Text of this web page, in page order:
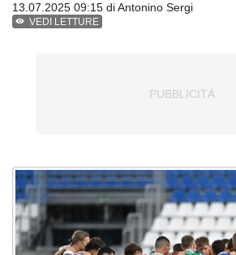
13.07.2025 09:15 diAntonino Sergi
VEDI LETTURE